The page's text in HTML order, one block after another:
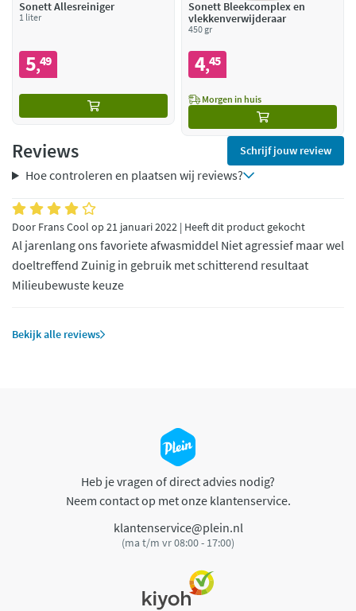
Sonett Allesreiniger
1 liter
5,49
Sonett Bleekcomplex en
vlekkenverwijderaar
450 gr
4,45
Morgen in huis
Reviews Schrijf jouw review
Hoe controleren en plaatsen wij reviews?
Door Frans Cool op 21 januari 2022 | Heeft dit product gekocht
Al jarenlang ons favoriete afwasmiddel Niet agressief maar wel
doeltreffend Zuinig in gebruik met schitterend resultaat
Milieubewuste keuze
Bekijk alle reviews
Heb je vragen of direct advies nodig?
Neem contact op met onze klantenservice.
klantenservice@plein.nl
(ma t/m vr 08:00 - 17:00)